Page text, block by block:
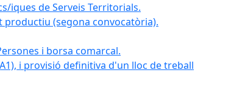
iques de Serveis Territorials.
productiu (segona convocatòria).
i borsa comarcal.
i provisió definitiva d'un lloc de treball